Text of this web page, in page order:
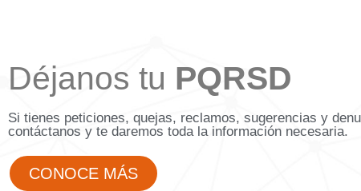
Déjanos tu PQRSD
Si tienes peticiones, quejas, reclamos, sugerencias y
contáctanos y te daremos toda la información necesaria.
CONOCE MÁS